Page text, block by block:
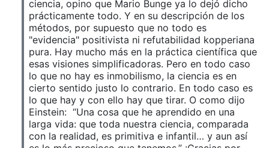
ciencia, opino que Mario Bunge ya lo dejó dicho
prácticamente todo. Y en su descripción de los
métodos, por supuesto que no todo es
"evidencia" positivista ni refutabilidad kopperiana
pura. Hay mucho más en la práctica científica que
esas visiones simplificadoras. Pero en todo caso
lo que no hay es inmobilismo, la ciencia es en
cierto sentido justo lo contrario. En todo caso es
lo que hay y con ello hay que tirar. O como dijo
Einstein: “Una cosa que he aprendido en una
larga vida: que toda nuestra ciencia, comparada
con la realidad, es primitiva e infantil… y aun así